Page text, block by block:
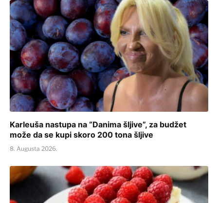
Karleuša nastupa na “Danima šljive”, za budžet
može da se kupi skoro 200 tona šljive
8. Augusta 2026.